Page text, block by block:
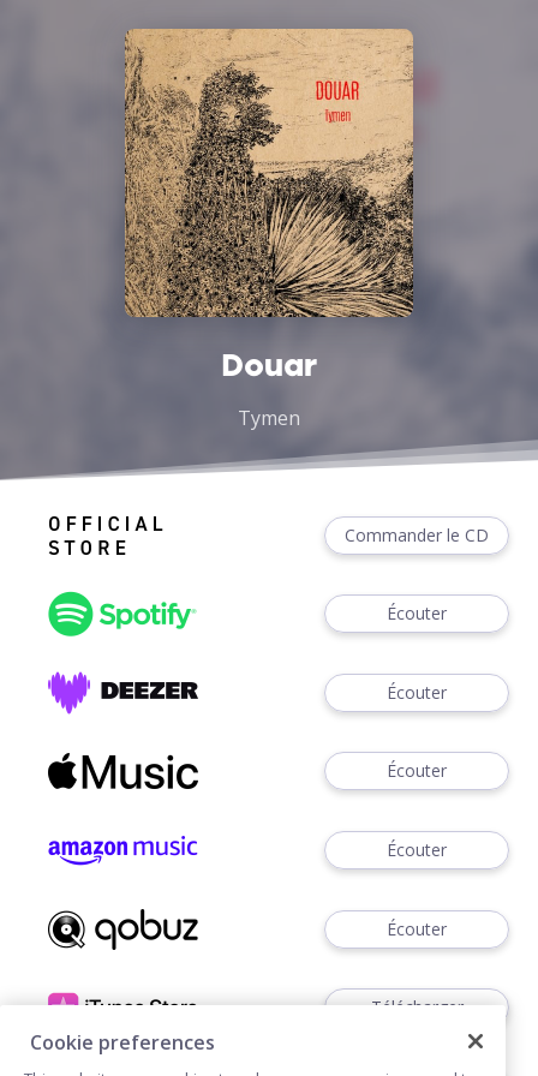
Douar
Tymen
Commander le CD
Écouter
Écouter
Écouter
Écouter
Écouter
Télécharger
Cookie preferences